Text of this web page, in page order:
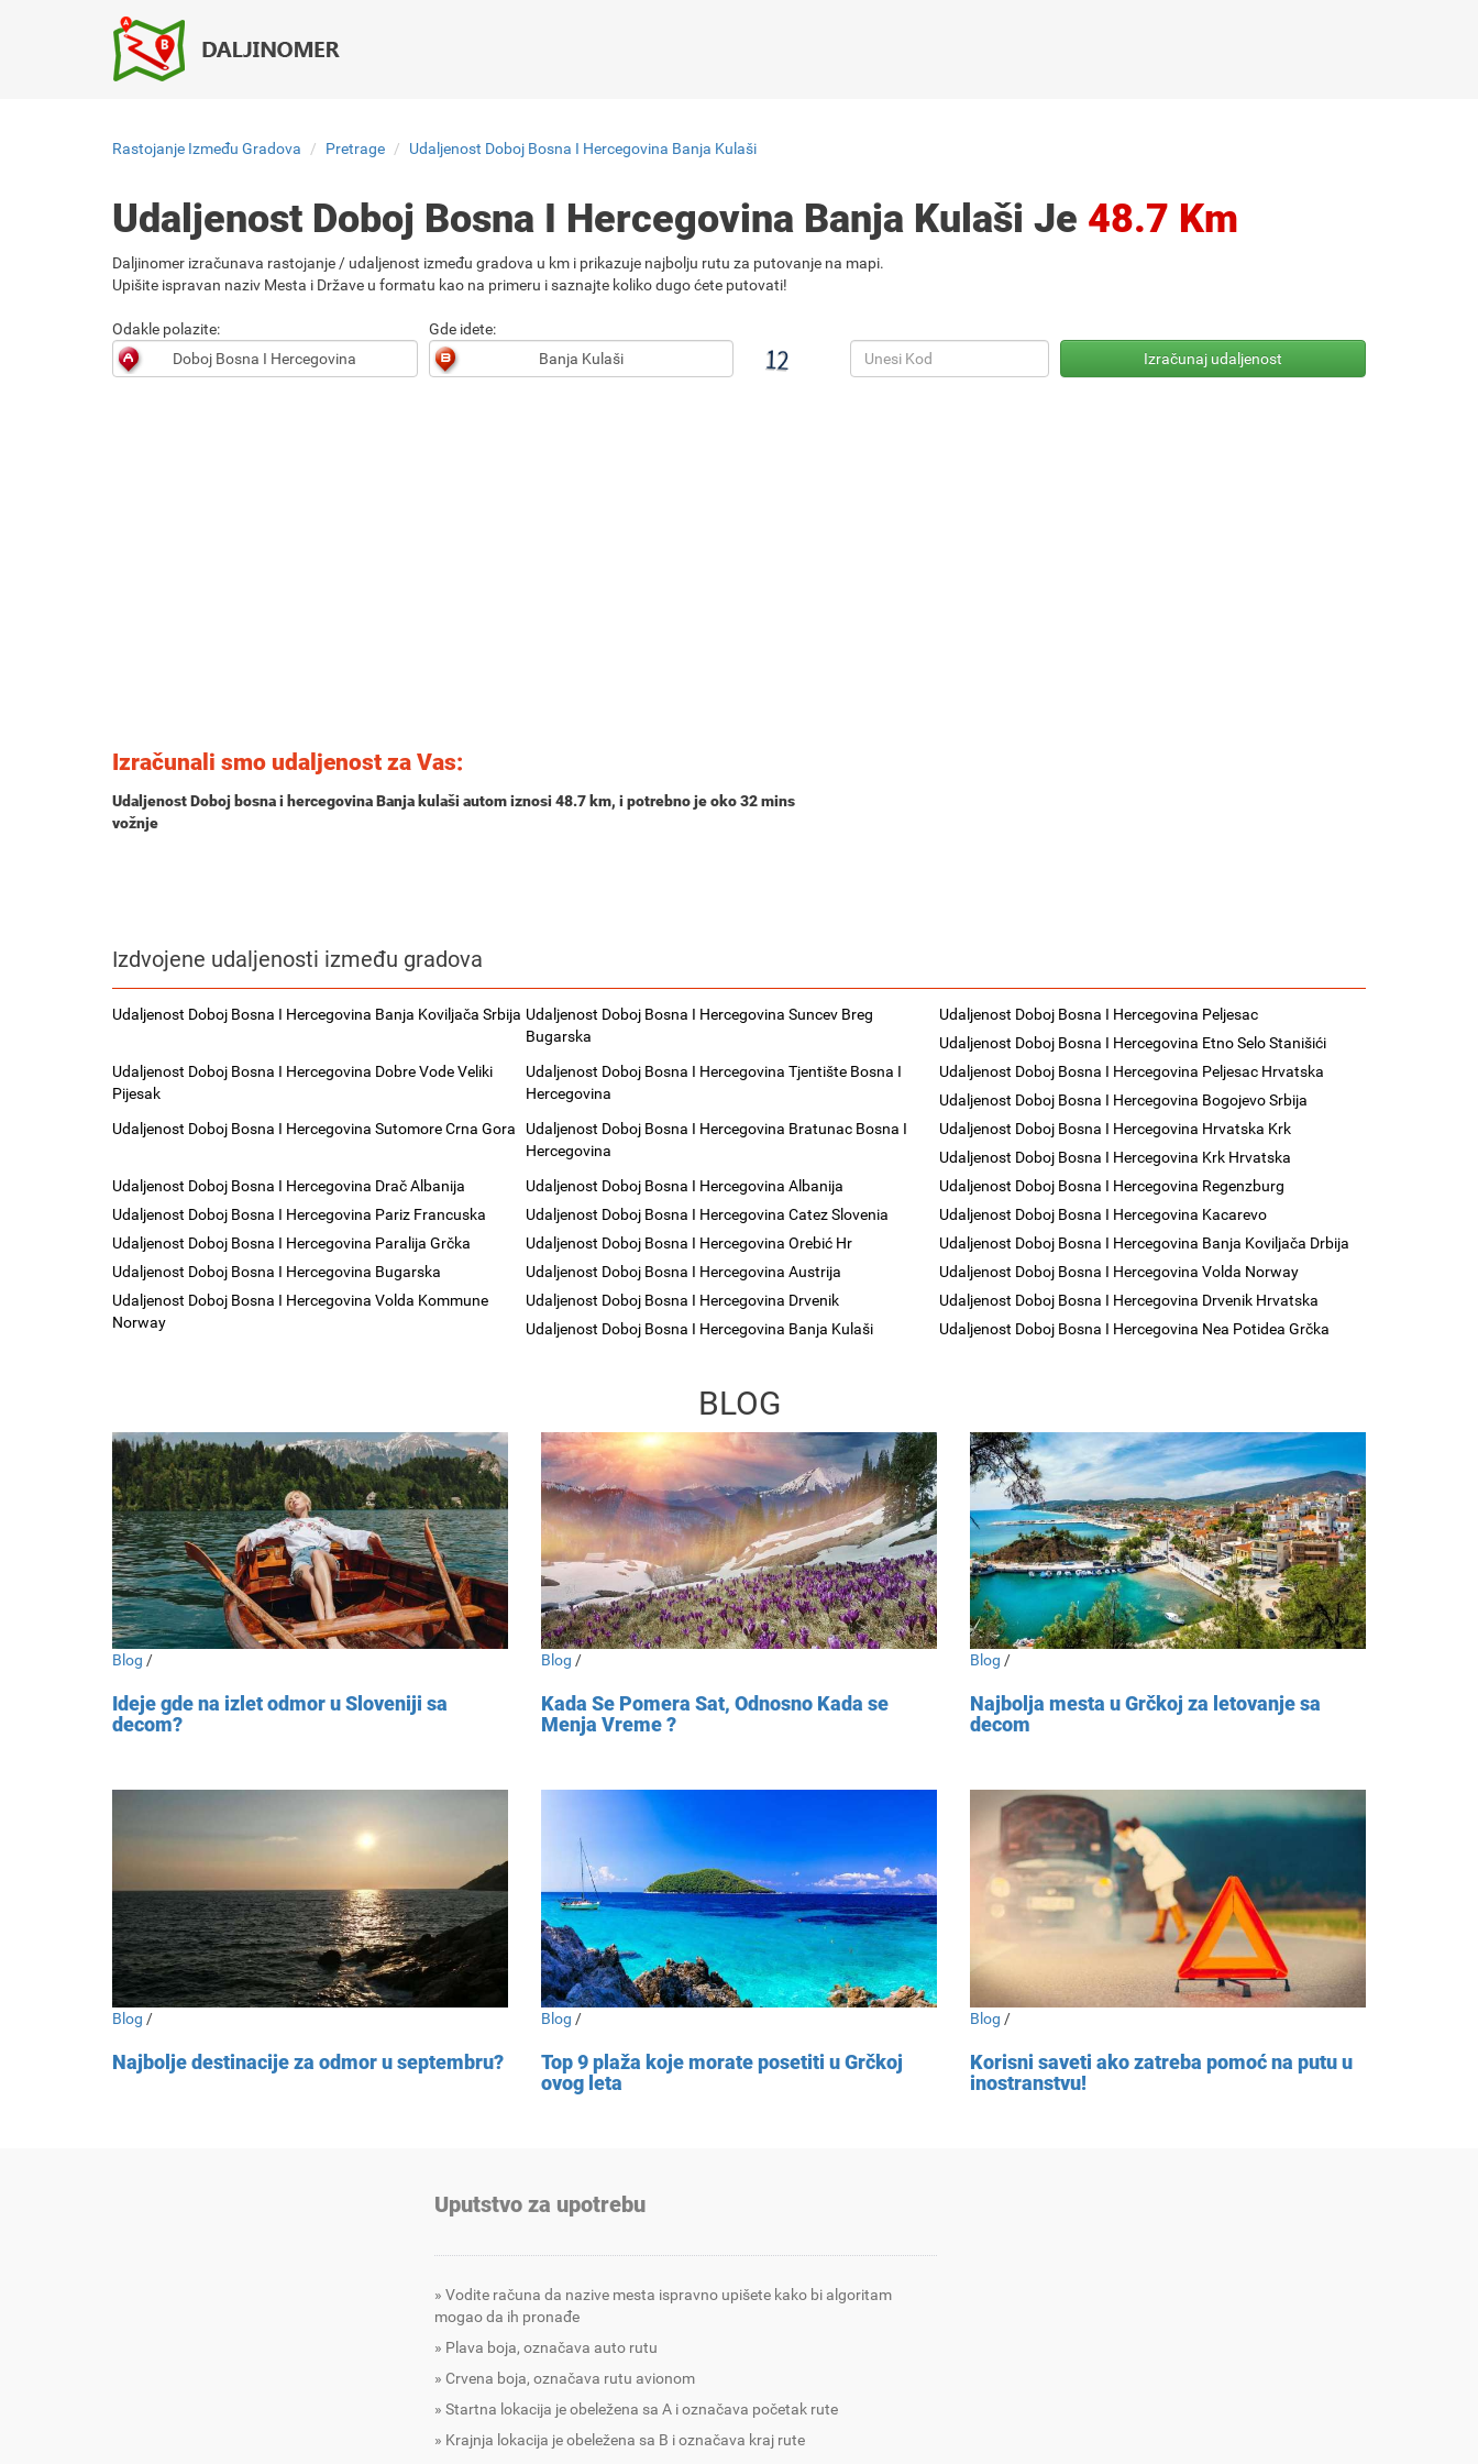
Rastojanje Između Gradova Pretrage Udaljenost Doboj Bosna I Hercegovina Banja Kulaši
Udaljenost Doboj Bosna I Hercegovina Banja Kulaši Je 48.7 Km
Daljinomer izračunava rastojanje / udaljenost između gradova u km i prikazuje najbolju rutu za putovanje na mapi.
Upišite ispravan naziv Mesta i Države u formatu kao na primeru i saznajte koliko dugo ćete putovati!
Odakle polazite: Gde idete:
Izračunali smo udaljenost za Vas:
Udaljenost Doboj bosna i hercegovina Banja kulaši autom iznosi 48.7 km, i potrebno je oko32 mins
vožnje
Izdvojene udaljenosti između gradova
Udaljenost Doboj Bosna I Hercegovina Banja Koviljača Srbija Udaljenost Doboj Bosna I Hercegovina Suncev Breg
Bugarska
Udaljenost Doboj Bosna I Hercegovina Peljesac
Udaljenost Doboj Bosna I Hercegovina Etno Selo Stanišići
Udaljenost Doboj Bosna I Hercegovina Dobre Vode Veliki
Pijesak
Udaljenost Doboj Bosna I Hercegovina Tjentište Bosna I
Hercegovina
Udaljenost Doboj Bosna I Hercegovina Peljesac Hrvatska
Udaljenost Doboj Bosna I Hercegovina Bogojevo Srbija
Udaljenost Doboj Bosna I Hercegovina Sutomore Crna Gora
Udaljenost Doboj Bosna I Hercegovina Bratunac Bosna I
Hercegovina
Udaljenost Doboj Bosna I Hercegovina Hrvatska Krk
Udaljenost Doboj Bosna I Hercegovina Krk Hrvatska
Udaljenost Doboj Bosna I Hercegovina Drač Albanija
Udaljenost Doboj Bosna I Hercegovina Albanija
Udaljenost Doboj Bosna I Hercegovina Regenzburg
Udaljenost Doboj Bosna I Hercegovina Pariz Francuska
Udaljenost Doboj Bosna I Hercegovina Catez Slovenia
Udaljenost Doboj Bosna I Hercegovina Kacarevo
Udaljenost Doboj Bosna I Hercegovina Paralija Grčka
Udaljenost Doboj Bosna I Hercegovina Orebić Hr
Udaljenost Doboj Bosna I Hercegovina Banja Koviljača Drbija
Udaljenost Doboj Bosna I Hercegovina Bugarska
Udaljenost Doboj Bosna I Hercegovina Austrija
Udaljenost Doboj Bosna I Hercegovina Volda Norway
Udaljenost Doboj Bosna I Hercegovina Volda Kommune
Norway
Udaljenost Doboj Bosna I Hercegovina Drvenik
Udaljenost Doboj Bosna I Hercegovina Drvenik Hrvatska
Udaljenost Doboj Bosna I Hercegovina Banja Kulaši
Udaljenost Doboj Bosna I Hercegovina Nea Potidea Grčka
BLOG
Blog /
Ideje gde na izlet odmor u Sloveniji sa
decom?
Blog /
Kada Se Pomera Sat, Odnosno Kada se
Menja Vreme ?
Blog /
Najbolja mesta u Grčkoj za letovanje sa
decom
Blog /
Najbolje destinacije za odmor u septembru?
Blog /
Top 9 plaža koje morate posetiti u Grčkoj
ovog leta
Blog /
Korisni saveti ako zatreba pomoć na putu u
inostranstvu!
Uputstvo za upotrebu
Vodite računa da nazive mesta ispravno upišete kako bi algoritam
mogao da ih pronađe
Plava boja, označava auto rutu
Crvena boja, označava rutu avionom
Startna lokacija je obeležena sa A i označava početak rute
Krajnja lokacija je obeležena sa B i označava kraj rute